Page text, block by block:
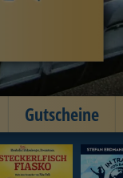
Gutscheine